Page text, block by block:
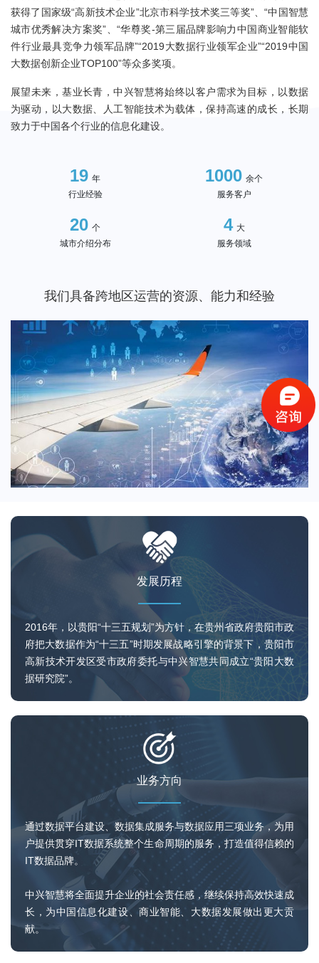
获得了国家级“高新技术企业”北京市科学技术奖三等奖”、“中国智慧
城市优秀解决方案奖”、“华尊奖-第三届品牌影响力中国商业智能软
件行业最具竞争力领军品牌”“2019大数据行业领军企业”“2019中国
大数据创新企业TOP100”等众多奖项。
展望未来，基业长青，中兴智慧将始终以客户需求为目标，以数据
为驱动，以大数据、人工智能技术为载体，保持高速的成长，长期
致力于中国各个行业的信息化建设。
19 年
行业经验
1000 余个
服务客户
20 个
城市介绍分布
4 大
服务领域
我们具备跨地区运营的资源、能力和经验
发展历程
2016年，以贵阳“十三五规划”为方针，在贵州省政府贵阳市政
府把大数据作为“十三五”时期发展战略引擎的背景下，贵阳市
高新技术开发区受市政府委托与中兴智慧共同成立“贵阳大数
据研究院”。
业务方向
通过数据平台建设、数据集成服务与数据应用三项业务，为用
户提供贯穿IT数据系统整个生命周期的服务，打造值得信赖的
IT数据品牌。
中兴智慧将全面提升企业的社会责任感，继续保持高效快速成
长，为中国信息化建设、商业智能、大数据发展做出更大贡
献。